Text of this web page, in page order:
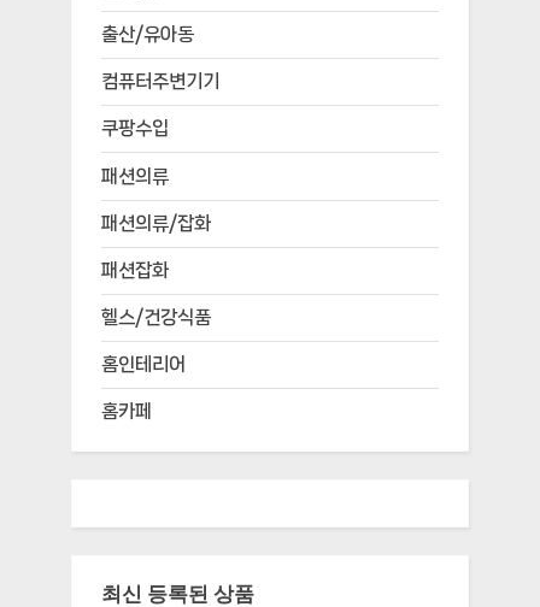
출산/유아동
컴퓨터주변기기
쿠팡수입
패션의류
패션의류/잡화
패션잡화
헬스/건강식품
홈인테리어
홈카페
최신 등록된 상품